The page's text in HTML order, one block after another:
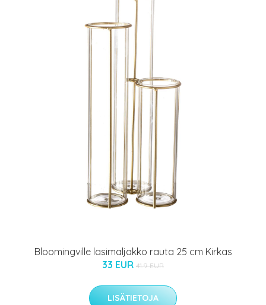
Bloomingville lasimaljakko rauta 25 cm Kirkas
33 EUR 41.9 EUR
LISÄTIETOJA